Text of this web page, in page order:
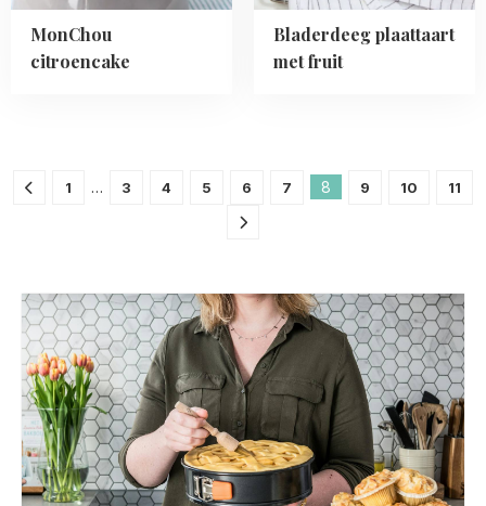
MonChou
citroencake
Bladerdeeg plaattaart
met fruit
1 … 3 4 5 6 7 8 9 10 11